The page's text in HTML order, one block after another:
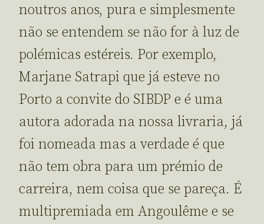
noutros anos, pura e simplesmente
não se entendem se não for à luz de
polémicas estéreis. Por exemplo,
Marjane Satrapi que já esteve no
Porto a convite do SIBDP e é uma
autora adorada na nossa livraria, já
foi nomeada mas a verdade é que
não tem obra para um prémio de
carreira, nem coisa que se pareça. É
multipremiada em Angoulême e se